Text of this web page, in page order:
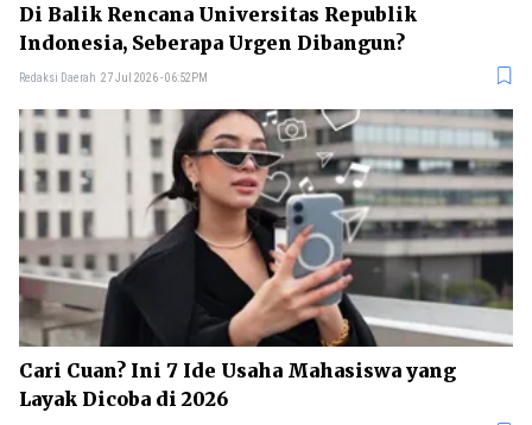
Di Balik Rencana Universitas Republik
Indonesia, Seberapa Urgen Dibangun?
Redaksi Daerah 27 Jul 2026 - 06:52PM
Cari Cuan? Ini 7 Ide Usaha Mahasiswa yang
Layak Dicoba di 2026